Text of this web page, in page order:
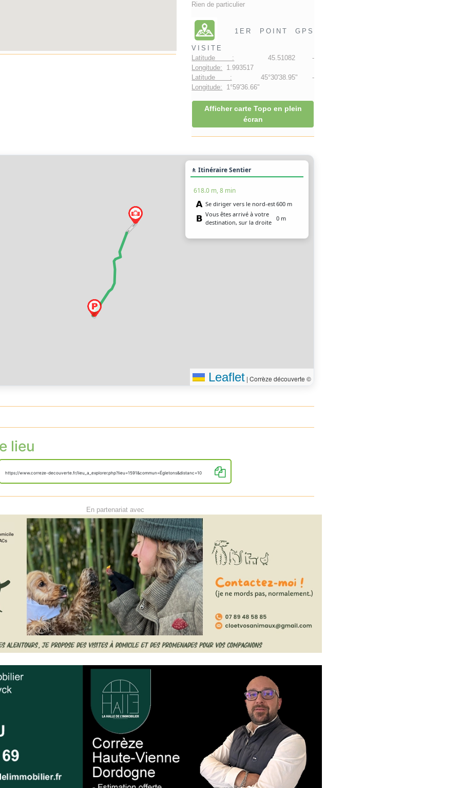
Rien de particulier
1ER POINT GPS
VISITE
Latitude : 45.51082 -
Longitude: 1.993517
Latitude : 45°30'38.95" -
Longitude: 1°59'36.66"
Afficher carte Topo en plein
écran
🚶 Itinéraire Sentier
618.0 m, 8 min
Se diriger vers le nord-est600 m
Vous êtes arrivé à votre
destination, sur la droite
0 m
Leaflet | Corrèze découverte ©
lieu
https://www.correze-decouverte.fr/lieu_a_explorer.php?lieu=1591&commun=Égletons&distanc=10
En partenariat avec